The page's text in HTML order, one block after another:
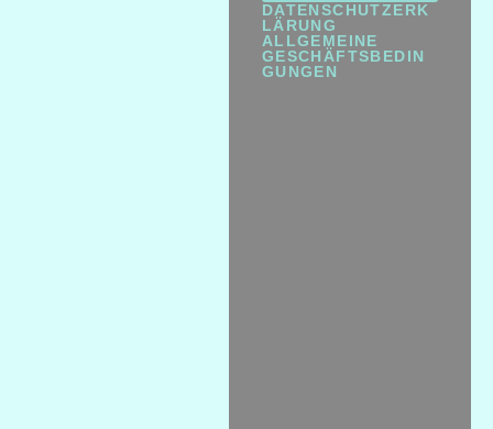
DATENSCHUTZERK
LÄRUNG
ALLGEMEINE
GESCHÄFTSBEDIN
GUNGEN